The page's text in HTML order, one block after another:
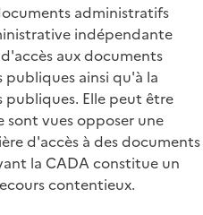
administratifs
indépendante
aux documents
ainsi qu'à la
Elle peut être
sont vues opposer une
d'accès à des documents
la CADA constitue un
contentieux.